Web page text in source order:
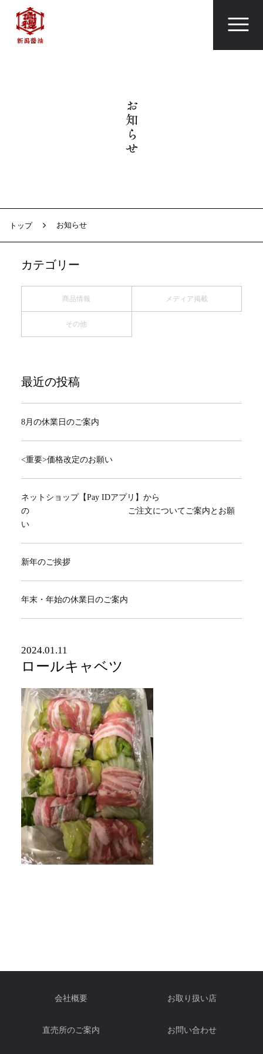
トップ お知らせ
カテゴリー
商品情報 メディア掲載
その他
最近の投稿
8月の休業日のご案内
<重要>価格改定のお願い
ネットショップ【Pay IDアプリ】から
の ご注文についてご案内とお願
い
新年のご挨拶
年末・年始の休業日のご案内
2024.01.11
ロールキャベツ
会社概要 お取り扱い店
直売所のご案内 お問い合わせ